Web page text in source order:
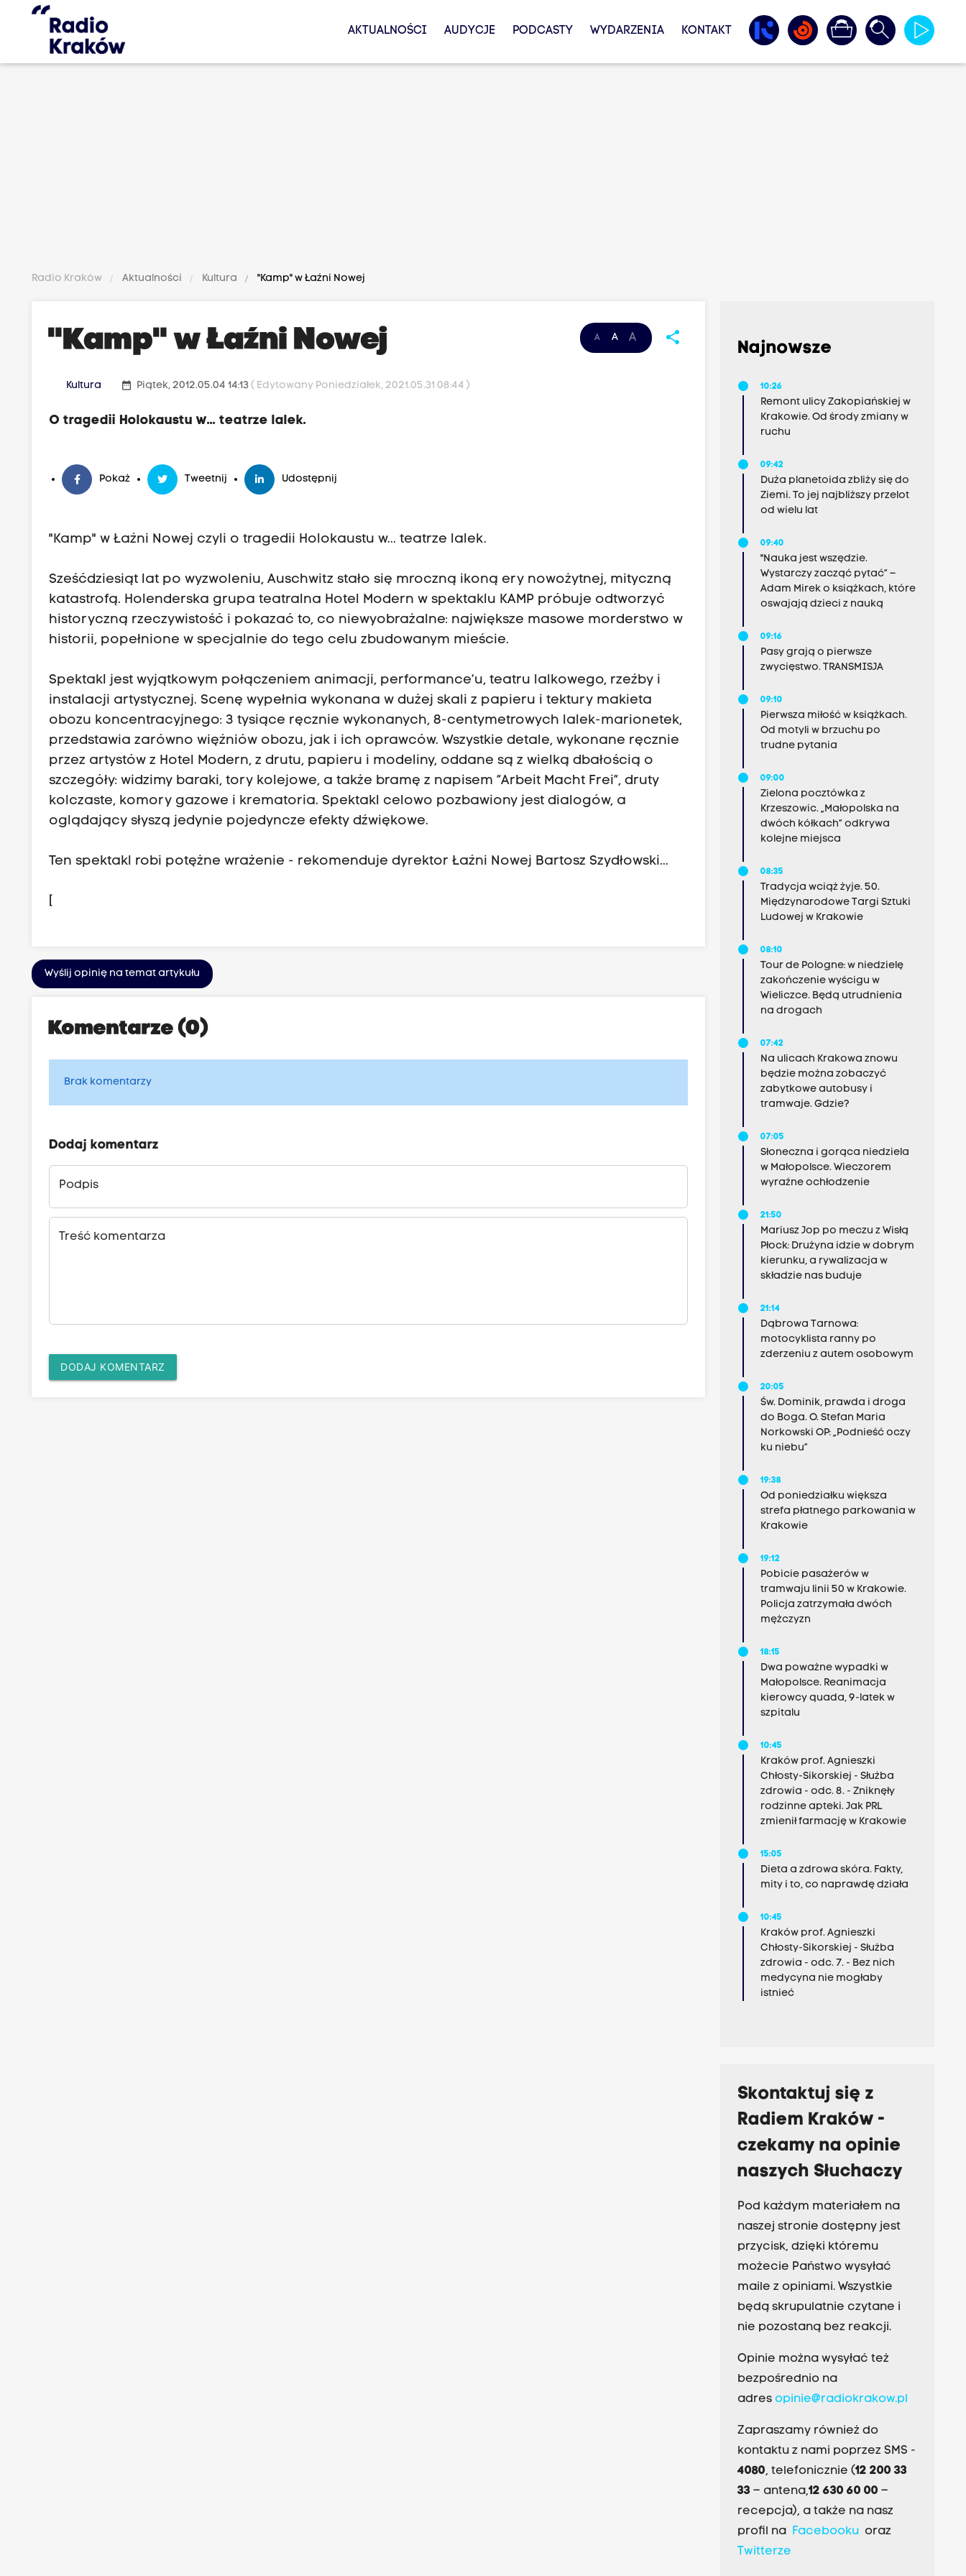
AKTUALNOŚCI AUDYCJE PODCASTY WYDARZENIA KONTAKT
Radio Kraków Aktualności Kultura "Kamp" w Łaźni Nowej
A A A share
"Kamp" w Łaźni Nowej
Kultura date_range Piątek, 2012.05.04 14:13( Edytowany Poniedziałek, 2021.05.31 08:44 )
O tragedii Holokaustu w... teatrze lalek.
Pokaż Tweetnij Udostępnij
"Kamp" w Łaźni Nowej czyli o tragedii Holokaustu w... teatrze lalek.
Sześćdziesiąt lat po wyzwoleniu, Auschwitz stało się mroczną ikoną ery nowożytnej, mityczną
katastrofą. Holenderska grupa teatralna Hotel Modern w spektaklu KAMP próbuje odtworzyć
historyczną rzeczywistość i pokazać to, co niewyobrażalne: największe masowe morderstwo w
historii, popełnione w specjalnie do tego celu zbudowanym mieście.
Spektakl jest wyjątkowym połączeniem animacji, performance’u, teatru lalkowego, rzeźby i
instalacji artystycznej. Scenę wypełnia wykonana w dużej skali z papieru i tektury makieta
obozu koncentracyjnego: 3 tysiące ręcznie wykonanych, 8-centymetrowych lalek-marionetek,
przedstawia zarówno więźniów obozu, jak i ich oprawców. Wszystkie detale, wykonane ręcznie
przez artystów z Hotel Modern, z drutu, papieru i modeliny, oddane są z wielką dbałością o
szczegóły: widzimy baraki, tory kolejowe, a także bramę z napisem “Arbeit Macht Frei”, druty
kolczaste, komory gazowe i krematoria. Spektakl celowo pozbawiony jest dialogów, a
oglądający słyszą jedynie pojedyncze efekty dźwiękowe.
Ten spektakl robi potężne wrażenie - rekomenduje dyrektor Łaźni Nowej Bartosz Szydłowski...
[
Wyślij opinię na temat artykułu
Komentarze (0)
Brak komentarzy
Dodaj komentarz
Podpis
Treść komentarza
DODAJ KOMENTARZ
Najnowsze
10:26
Remont ulicy Zakopiańskiej w
Krakowie. Od środy zmiany w
ruchu
09:42
Duża planetoida zbliży się do
Ziemi. To jej najbliższy przelot
od wielu lat
09:40
"Nauka jest wszędzie.
Wystarczy zacząć pytać” –
Adam Mirek o książkach, które
oswajają dzieci z nauką
09:16
Pasy grają o pierwsze
zwycięstwo. TRANSMISJA
09:10
Pierwsza miłość w książkach.
Od motyli w brzuchu po
trudne pytania
09:00
Zielona pocztówka z
Krzeszowic. „Małopolska na
dwóch kółkach” odkrywa
kolejne miejsca
08:35
Tradycja wciąż żyje. 50.
Międzynarodowe Targi Sztuki
Ludowej w Krakowie
08:10
Tour de Pologne: w niedzielę
zakończenie wyścigu w
Wieliczce. Będą utrudnienia
na drogach
07:42
Na ulicach Krakowa znowu
będzie można zobaczyć
zabytkowe autobusy i
tramwaje. Gdzie?
07:05
Słoneczna i gorąca niedziela
w Małopolsce. Wieczorem
wyraźne ochłodzenie
21:50
Mariusz Jop po meczu z Wisłą
Płock: Drużyna idzie w dobrym
kierunku, a rywalizacja w
składzie nas buduje
21:14
Dąbrowa Tarnowa:
motocyklista ranny po
zderzeniu z autem osobowym
20:05
Św. Dominik, prawda i droga
do Boga. O. Stefan Maria
Norkowski OP: „Podnieść oczy
ku niebu”
19:38
Od poniedziałku większa
strefa płatnego parkowania w
Krakowie
19:12
Pobicie pasażerów w
tramwaju linii 50 w Krakowie.
Policja zatrzymała dwóch
mężczyzn
18:15
Dwa poważne wypadki w
Małopolsce. Reanimacja
kierowcy quada, 9-latek w
szpitalu
10:45
Kraków prof. Agnieszki
Chłosty-Sikorskiej - Służba
zdrowia - odc. 8. - Zniknęły
rodzinne apteki. Jak PRL
zmienił farmację w Krakowie
15:05
Dieta a zdrowa skóra. Fakty,
mity i to, co naprawdę działa
10:45
Kraków prof. Agnieszki
Chłosty-Sikorskiej - Służba
zdrowia - odc. 7. - Bez nich
medycyna nie mogłaby
istnieć
Skontaktuj się z
Radiem Kraków -
czekamy na opinie
naszych Słuchaczy
Pod każdym materiałem na
naszej stronie dostępny jest
przycisk, dzięki któremu
możecie Państwo wysyłać
maile z opiniami. Wszystkie
będą skrupulatnie czytane i
nie pozostaną bez reakcji.
Opinie można wysyłać też
bezpośrednio na
adres opinie@radiokrakow.pl
Zapraszamy również do
kontaktu z nami poprzez SMS -
4080, telefonicznie (12 200 33
33– antena,12 630 60 00 –
recepcja), a także na nasz
profil na Facebookuoraz
Twitterze